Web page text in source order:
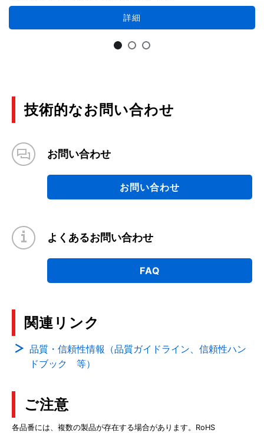
詳細
技術的なお問い合わせ
お問い合わせ
お問い合わせ
よくあるお問い合わせ
FAQ
関連リンク
品質・信頼性情報（品質ガイドライン、信頼性ハン
ドブック 等）
ご注意
各品番には、複数の製品が存在する場合があります。RoHS